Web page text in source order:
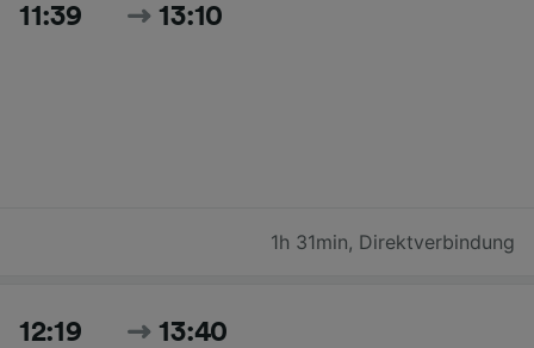
11:39 13:10
1h 31min, Direktverbindung
12:19 13:40